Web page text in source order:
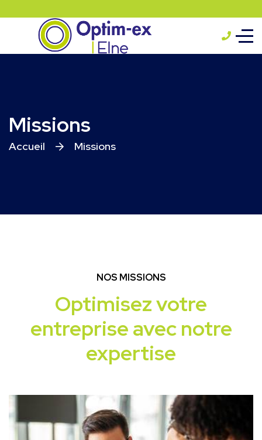
Missions
Accueil Missions
NOS MISSIONS
Optimisez votre
entreprise avec notre
expertise